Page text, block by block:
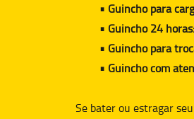
• Guincho para
• Guincho 24 horas:
• Guincho para
• Guincho com
Se bater ou estragar